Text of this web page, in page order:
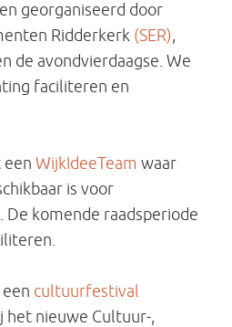
georganiseerd door
Ridderkerk (SER),
de avondvierdaagse. We
faciliteren en
een WijkIdeeTeam waar
is voor
komende raadsperiode
cultuurfestival
het nieuwe Cultuur-,